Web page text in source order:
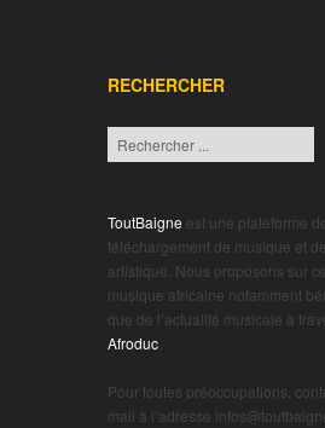
RECHERCHER
ToutBaigne est une plateforme
téléchargement de musique et
artistique. Nous proposons sur
musique africaine notamment
que de l’actualité musicale à
Afroduc
Pour toutes préoccupations,
mail à l’adresse